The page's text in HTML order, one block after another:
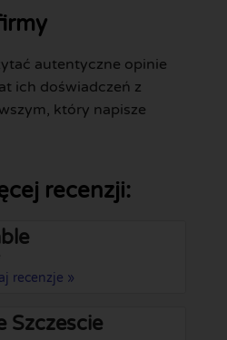
autentyczne opinie
ich doświadczeń z
który napisze
recenzji:
recenzje »
Szczescie